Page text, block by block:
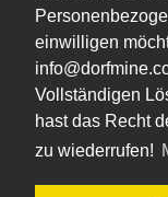
einwilligen
Vollständigen
hast das Recht
zu wiederrufen!